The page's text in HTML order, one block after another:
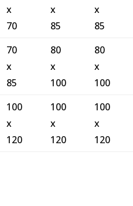
x
70
x
85
x
85
70
x
85
80
x
100
80
x
100
100
x
120
100
x
120
100
x
120